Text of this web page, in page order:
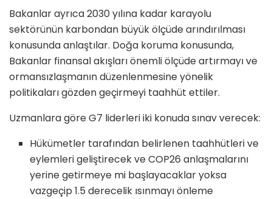
Bakanlar ayrıca 2030 yılına kadar karayolu
sektörünün karbondan büyük ölçüde arındırılması
konusunda anlaştılar. Doğa koruma konusunda,
Bakanlar finansal akışları önemli ölçüde artırmayı ve
ormansızlaşmanın düzenlenmesine yönelik
politikaları gözden geçirmeyi taahhüt ettiler.
Uzmanlara göre G7 liderleri iki konuda sınav verecek:
Hükümetler tarafından belirlenen taahhütleri ve
eylemleri geliştirecek ve COP26 anlaşmalarını
yerine getirmeye mi başlayacaklar yoksa
vazgeçip 1.5 derecelik ısınmayı önleme